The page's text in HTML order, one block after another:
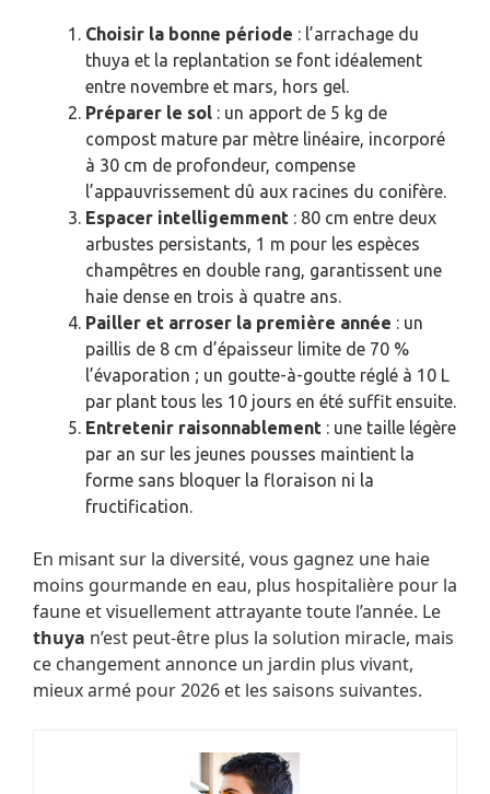
Choisir la bonne période : l’arrachage du
thuya et la replantation se font idéalement
entre novembre et mars, hors gel.
Préparer le sol : un apport de 5 kg de
compost mature par mètre linéaire, incorporé
à 30 cm de profondeur, compense
l’appauvrissement dû aux racines du conifère.
Espacer intelligemment : 80 cm entre deux
arbustes persistants, 1 m pour les espèces
champêtres en double rang, garantissent une
haie dense en trois à quatre ans.
Pailler et arroser la première année : un
paillis de 8 cm d’épaisseur limite de 70 %
l’évaporation ; un goutte-à-goutte réglé à 10 L
par plant tous les 10 jours en été suffit ensuite.
Entretenir raisonnablement : une taille légère
par an sur les jeunes pousses maintient la
forme sans bloquer la floraison ni la
fructification.
En misant sur la diversité, vous gagnez une haie
moins gourmande en eau, plus hospitalière pour la
faune et visuellement attrayante toute l’année. Le
thuya n’est peut-être plus la solution miracle, mais
ce changement annonce un jardin plus vivant,
mieux armé pour 2026 et les saisons suivantes.